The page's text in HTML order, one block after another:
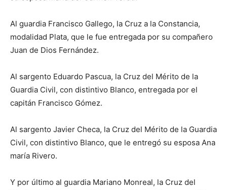
Al guardia Francisco Gallego, la Cruz a la Constancia,
modalidad Plata, que le fue entregada por su compañero
Juan de Dios Fernández.
Al sargento Eduardo Pascua, la Cruz del Mérito de la
Guardia Civil, con distintivo Blanco, entregada por el
capitán Francisco Gómez.
Al sargento Javier Checa, la Cruz del Mérito de la Guardia
Civil, con distintivo Blanco, que le entregó su esposa Ana
maría Rivero.
Y por último al guardia Mariano Monreal, la Cruz del